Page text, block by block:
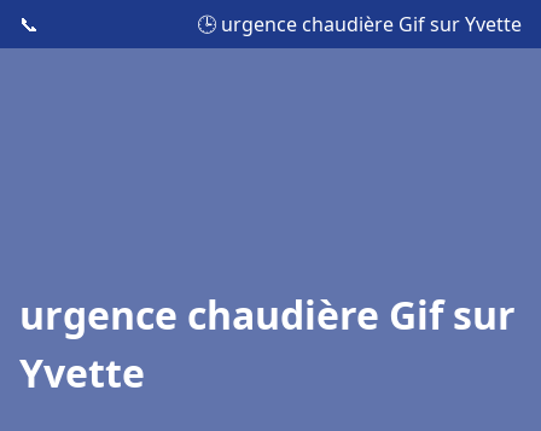
📞 🕒 urgence chaudière Gif sur Yvette
urgence chaudière Gif sur
Yvette